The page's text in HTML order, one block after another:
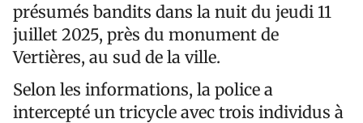
présumés bandits dans la nuit du jeudi 11
juillet 2025, près du monument de
Vertières, au sud de la ville.
Selon les informations, la police a
intercepté un tricycle avec trois individus à